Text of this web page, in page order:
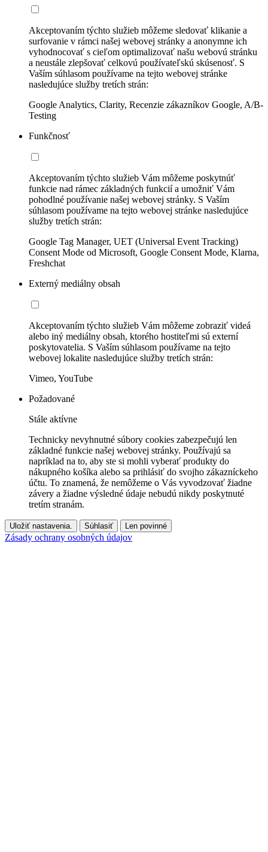
Akceptovaním týchto služieb môžeme sledovať klikanie a
surfovanie v rámci našej webovej stránky a anonymne ich
vyhodnocovať s cieľom optimalizovať našu webovú stránku
a neustále zlepšovať celkovú používateľskú skúsenosť. S
Vaším súhlasom používame na tejto webovej stránke
nasledujúce služby tretích strán:
Google Analytics, Clarity, Recenzie zákazníkov Google, A/B-
Testing
Funkčnosť
Akceptovaním týchto služieb Vám môžeme poskytnúť
funkcie nad rámec základných funkcií a umožniť Vám
pohodlné používanie našej webovej stránky. S Vaším
súhlasom používame na tejto webovej stránke nasledujúce
služby tretích strán:
Google Tag Manager, UET (Universal Event Tracking)
Consent Mode od Microsoft, Google Consent Mode, Klarna,
Freshchat
Externý mediálny obsah
Akceptovaním týchto služieb Vám môžeme zobraziť videá
alebo iný mediálny obsah, ktorého hostiteľmi sú externí
poskytovatelia. S Vaším súhlasom používame na tejto
webovej lokalite nasledujúce služby tretích strán:
Vimeo, YouTube
Požadované
Stále aktívne
Technicky nevyhnutné súbory cookies zabezpečujú len
základné funkcie našej webovej stránky. Používajú sa
napríklad na to, aby ste si mohli vyberať produkty do
nákupného košíka alebo sa prihlásiť do svojho zákazníckeho
účtu. To znamená, že nemôžeme o Vás vyvodzovať žiadne
závery a žiadne výsledné údaje nebudú nikdy poskytnuté
tretím stranám.
Uložiť nastavenia. Súhlasiť Len povinné
Zásady ochrany osobných údajov